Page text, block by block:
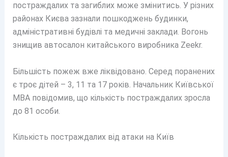
постраждалих та загиблих може змінитись. У різних
районах Києва зазнали пошкоджень будинки,
адміністративні будівлі та медичні заклади. Вогонь
знищив автосалон китайського виробника Zeekr.
Більшість пожеж вже ліквідовано. Серед поранених
є троє дітей – 3, 11 та 17 років. Начальник Київської
МВА повідомив, що кількість постраждалих зросла
до 81 особи.
Кількість постраждалих від атаки на Київ